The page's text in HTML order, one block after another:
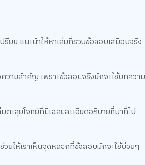
ยบ แนะนำให้หาเล่มที่รวมข้อสอบเสมือนจริง
วามสำคัญ เพราะข้อสอบจริงมักจะใช้บทความ
ะลุยโจทย์ที่มีเฉลยละเอียดอธิบายที่มาที่ไป
ยให้เราเห็นจุดหลอกที่ข้อสอบมักจะใช้บ่อยๆ